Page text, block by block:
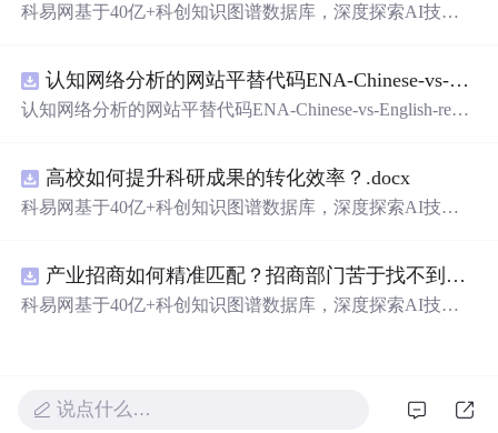
高质量虚拟角色对话场景。
科易网基于40亿+科创知识图谱数据库，深度探索AI技术
新领域的AI+数智化解决方案，推动科技创新与产业创新
智能化发展。
认知网络分析的网站平替代码ENA-Chinese-vs-English-reproducible.zip
认知网络分析的网站平替代码ENA-Chinese-vs-English-repro
高校如何提升科研成果的转化效率？.docx
科易网基于40亿+科创知识图谱数据库，深度探索AI技术
新领域的AI+数智化解决方案，推动科技创新与产业创新
智能化发展。
产业招商如何精准匹配？招商部门苦于找不到符合产业链补链强链方向的目标企业怎么办？.docx
科易网基于40亿+科创知识图谱数据库，深度探索AI技术
智能化发展。
说点什么…